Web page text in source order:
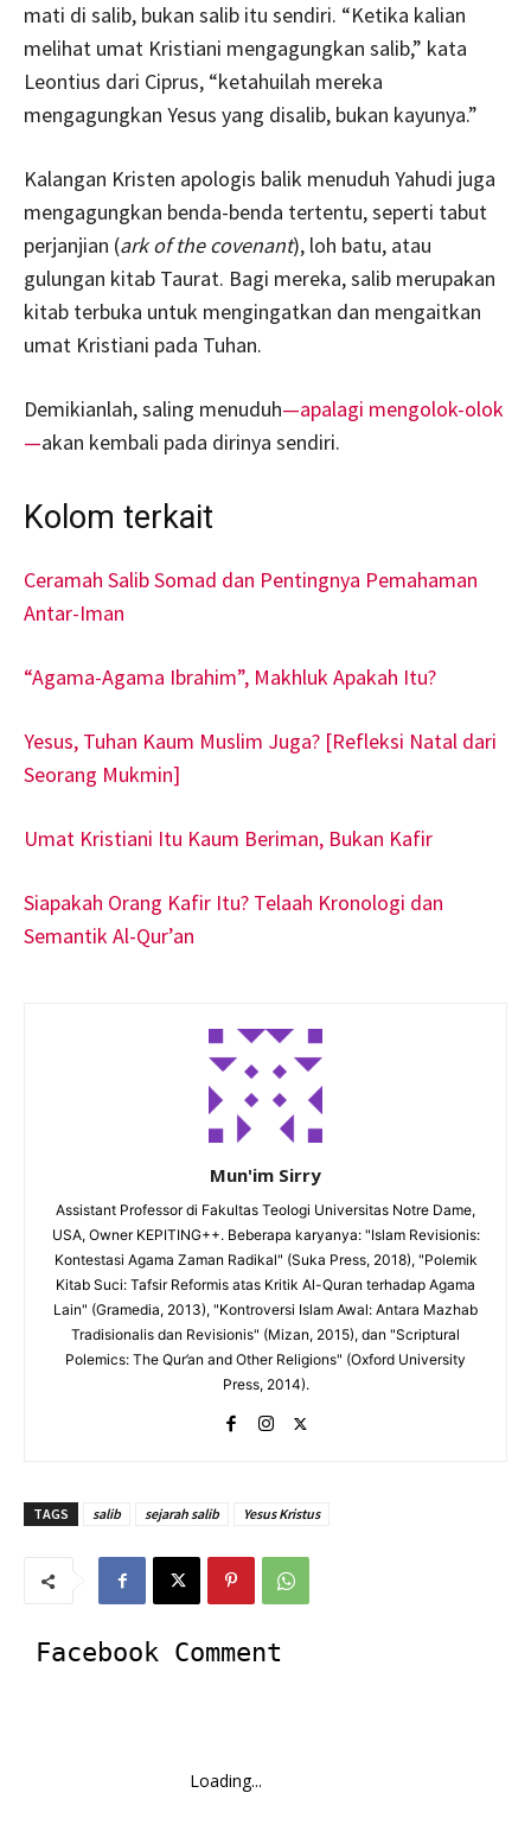
mati di salib, bukan salib itu sendiri. “Ketika kalian
melihat umat Kristiani mengagungkan salib,” kata
Leontius dari Ciprus, “ketahuilah mereka
mengagungkan Yesus yang disalib, bukan kayunya.”
Kalangan Kristen apologis balik menuduh Yahudi juga
mengagungkan benda-benda tertentu, seperti tabut
perjanjian (ark of the covenant), loh batu, atau
gulungan kitab Taurat. Bagi mereka, salib merupakan
kitab terbuka untuk mengingatkan dan mengaitkan
umat Kristiani pada Tuhan.
Demikianlah, saling menuduh—apalagi mengolok-olok
—akan kembali pada dirinya sendiri.
Kolom terkait
Ceramah Salib Somad dan Pentingnya Pemahaman
Antar-Iman
“Agama-Agama Ibrahim”, Makhluk Apakah Itu?
Yesus, Tuhan Kaum Muslim Juga? [Refleksi Natal dari
Seorang Mukmin]
Umat Kristiani Itu Kaum Beriman, Bukan Kafir
Siapakah Orang Kafir Itu? Telaah Kronologi dan
Semantik Al-Qur’an
Mun'im Sirry
Assistant Professor di Fakultas Teologi Universitas Notre Dame,
USA, Owner KEPITING++. Beberapa karyanya: "Islam Revisionis:
Kontestasi Agama Zaman Radikal" (Suka Press, 2018), "Polemik
Kitab Suci: Tafsir Reformis atas Kritik Al-Quran terhadap Agama
Lain" (Gramedia, 2013), "Kontroversi Islam Awal: Antara Mazhab
Tradisionalis dan Revisionis" (Mizan, 2015), dan "Scriptural
Polemics: The Qur’an and Other Religions" (Oxford University
Press, 2014).
TAGS salib sejarah salib Yesus Kristus
Facebook Comment
Loading...